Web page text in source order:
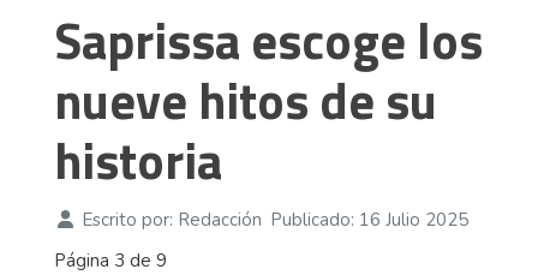
Saprissa escoge los
nueve hitos de su
historia
Escrito por: Redacción Publicado: 16 Julio 2025
Página 3 de 9